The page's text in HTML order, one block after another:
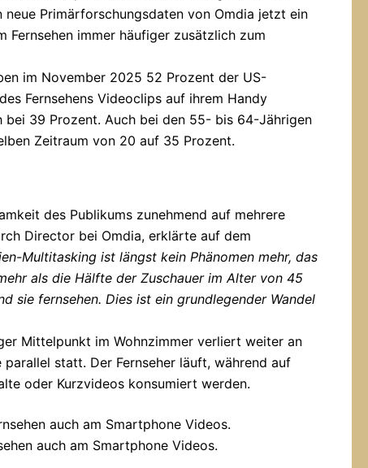
Primärforschungsdaten von Omdia jetzt ein
Fernsehen immer häufiger zusätzlich zum
im November 2025 52 Prozent der US-
Fernsehens Videoclips auf ihrem Handy
39 Prozent. Auch bei den 55- bis 64-Jährigen
Zeitraum von 20 auf 35 Prozent.
des Publikums zunehmend auf mehrere
Director bei Omdia, erklärte auf dem
Multitasking ist längst kein Phänomen mehr, das
als die Hälfte der Zuschauer im Alter von 45
sie fernsehen. Dies ist ein grundlegender Wandel
Mittelpunkt im Wohnzimmer verliert weiter an
statt. Der Fernseher läuft, während auf
oder Kurzvideos konsumiert werden.
auch am Smartphone Videos.